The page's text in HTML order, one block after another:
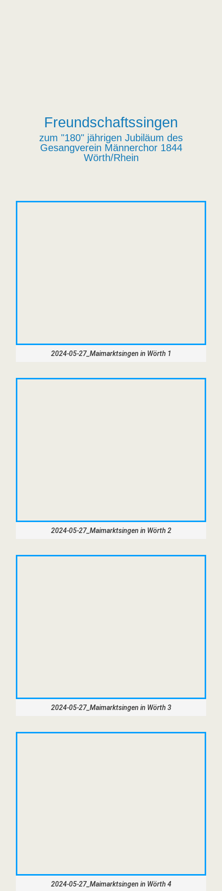
Freundschaftssingen
zum "180" jährigen Jubiläum des
Gesangverein Männerchor 1844
Wörth/Rhein
2024-05-27_Maimarktsingen in Wörth 1
2024-05-27_Maimarktsingen in Wörth 2
2024-05-27_Maimarktsingen in Wörth 3
2024-05-27_Maimarktsingen in Wörth 4